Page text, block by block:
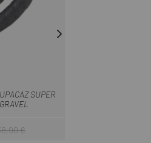
SUPER
base
€